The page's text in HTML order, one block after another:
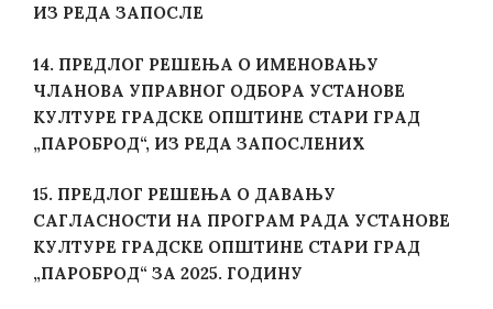
ИЗ РЕДА ЗАПОСЛЕ
14. ПРЕДЛОГ РЕШЕЊА О ИМЕНОВАЊУ
ЧЛАНОВА УПРАВНОГ ОДБОРА УСТАНОВЕ
КУЛТУРЕ ГРАДСКЕ ОПШТИНЕ СТАРИ ГРАД
„ПАРОБРОД“, ИЗ РЕДА ЗАПОСЛЕНИХ
15. ПРЕДЛОГ РЕШЕЊА О ДАВАЊУ
САГЛАСНОСТИ НА ПРОГРАМ РАДА УСТАНОВЕ
КУЛТУРЕ ГРАДСКЕ ОПШТИНЕ СТАРИ ГРАД
„ПАРОБРОД“ ЗА 2025. ГОДИНУ